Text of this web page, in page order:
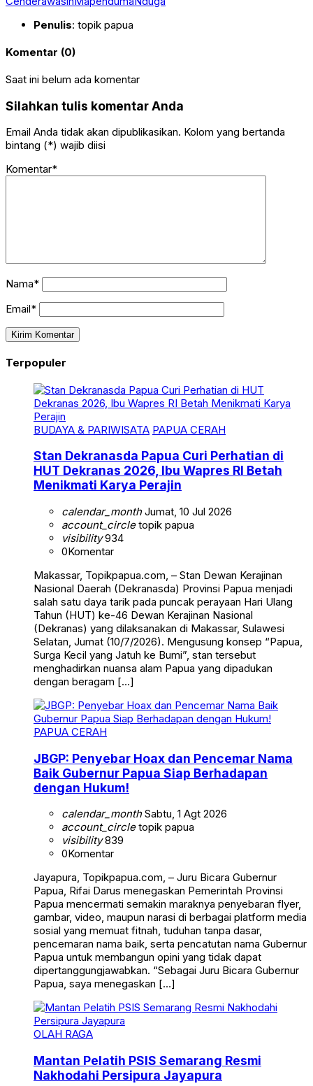
Penulis: topik papua
Komentar (0)
Saat ini belum ada komentar
Silahkan tulis komentar Anda
Email Anda tidak akan dipublikasikan. Kolom yang bertanda
bintang (*) wajib diisi
Komentar*
Nama*
Email*
Terpopuler
BUDAYA & PARIWISATA PAPUA CERAH
Stan Dekranasda Papua Curi Perhatian di
HUT Dekranas 2026, Ibu Wapres RI Betah
Menikmati Karya Perajin
calendar_monthJumat, 10 Jul 2026
account_circletopik papua
visibility934
0Komentar
Makassar, Topikpapua.com, – Stan Dewan Kerajinan
Nasional Daerah (Dekranasda) Provinsi Papua menjadi
salah satu daya tarik pada puncak perayaan Hari Ulang
Tahun (HUT) ke-46 Dewan Kerajinan Nasional
(Dekranas) yang dilaksanakan di Makassar, Sulawesi
Selatan, Jumat (10/7/2026). Mengusung konsep “Papua,
Surga Kecil yang Jatuh ke Bumi”, stan tersebut
menghadirkan nuansa alam Papua yang dipadukan
dengan beragam […]
PAPUA CERAH
JBGP: Penyebar Hoax dan Pencemar Nama
Baik Gubernur Papua Siap Berhadapan
dengan Hukum!
calendar_monthSabtu, 1 Agt 2026
account_circletopik papua
visibility839
0Komentar
Jayapura, Topikpapua.com, – Juru Bicara Gubernur
Papua, Rifai Darus menegaskan Pemerintah Provinsi
Papua mencermati semakin maraknya penyebaran flyer,
gambar, video, maupun narasi di berbagai platform media
sosial yang memuat fitnah, tuduhan tanpa dasar,
pencemaran nama baik, serta pencatutan nama Gubernur
Papua untuk membangun opini yang tidak dapat
dipertanggungjawabkan. “Sebagai Juru Bicara Gubernur
Papua, saya menegaskan […]
OLAH RAGA
Mantan Pelatih PSIS Semarang Resmi
Nakhodahi Persipura Jayapura